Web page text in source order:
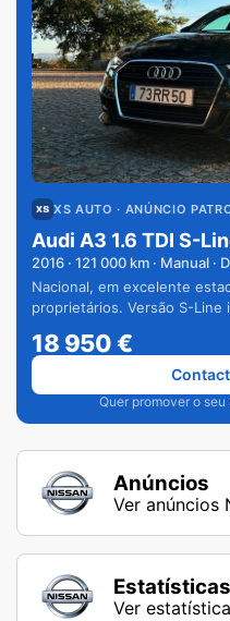
XS AUTO · ANÚNCIO
Audi A3 1.6 TDI S-
2016 · 121 000 km · Manual ·
Nacional, em excelente
proprietários. Versão S-Line
18 950€
Quer promover o
Anúncios
Ver anúncios
Estatísticas
Ver